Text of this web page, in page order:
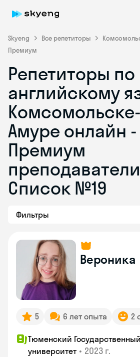
Skyeng Все репетиторы
Премиум
Репетиторы по
английскому
Амуре онлайн -
Премиум
Список №19
Фильтры
Вероника
5 6 лет опыта 2
Тюменский Государственный
университет • 2023 г.
Skyeng Chat
online